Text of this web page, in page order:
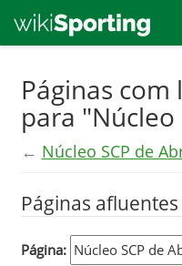
main
content
Páginas com
para "Núcleo
← Núcleo SCP de
Páginas afluentes
Página: